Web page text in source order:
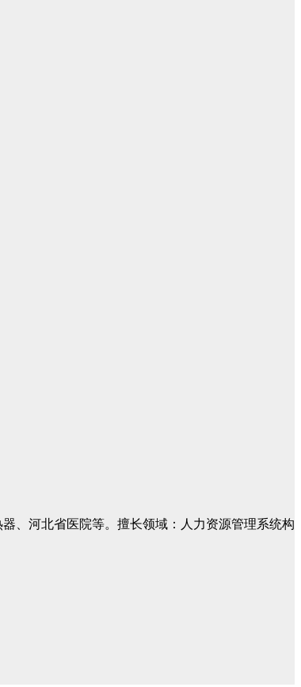
、河北省医院等。擅长领域：人力资源管理系统构